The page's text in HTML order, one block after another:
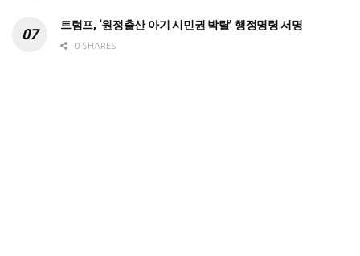
트럼프, ‘원정출산 아기 시민권 박탈’ 행정명령 서명
0 SHARES